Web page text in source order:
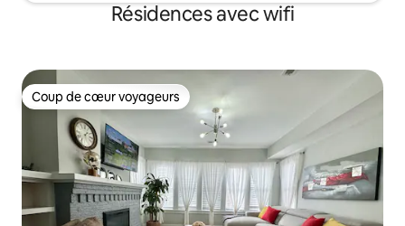
Résidences avec wifi
Coup de cœur voyageurs
Coup de cœur voyageurs